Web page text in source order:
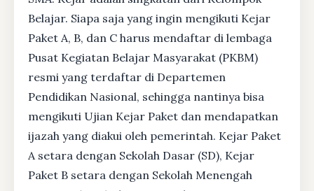
Belajar. Siapa saja yang ingin mengikuti Kejar
Paket A, B, dan C harus mendaftar di lembaga
Pusat Kegiatan Belajar Masyarakat (PKBM)
resmi yang terdaftar di Departemen
Pendidikan Nasional, sehingga nantinya bisa
mengikuti Ujian Kejar Paket dan mendapatkan
ijazah yang diakui oleh pemerintah. Kejar Paket
A setara dengan Sekolah Dasar (SD), Kejar
Paket B setara dengan Sekolah Menengah